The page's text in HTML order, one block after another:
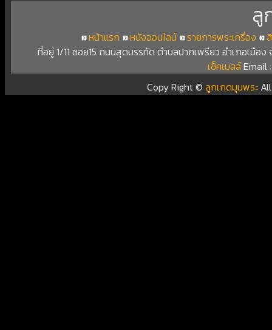
ลู
หน้าแรก หนังออนไลน์ รายการพระเครื่อง
ที่อยู่ 1/11 ซอย15 ถนนสุดบรรทัด ตำบลปากเพรียว อำเภอเมือ
เช็คเมลล์Email
Copy Right ©ลูกเกดมุมพระ